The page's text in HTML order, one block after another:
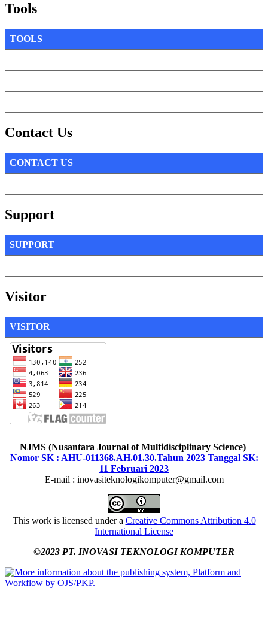
Tools
TOOLS
Contact Us
CONTACT US
Support
SUPPORT
Visitor
VISITOR
NJMS (Nusantara Journal of Multidisciplinary Science)
Nomor SK : AHU-011368.AH.01.30.Tahun 2023 Tanggal SK:
11 Februari 2023
E-mail : inovasiteknologikomputer@gmail.com
This work is licensed under a Creative Commons Attribution 4.0
International License
©2023 PT. INOVASI TEKNOLOGI KOMPUTER